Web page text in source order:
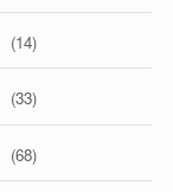
(14)
(33)
(68)